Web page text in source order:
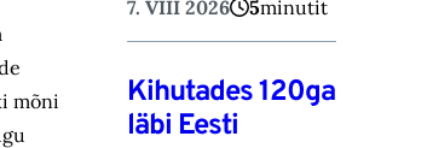
mõni
7. VIII 2026 5minutit
Kihutades 120ga
läbi Eesti